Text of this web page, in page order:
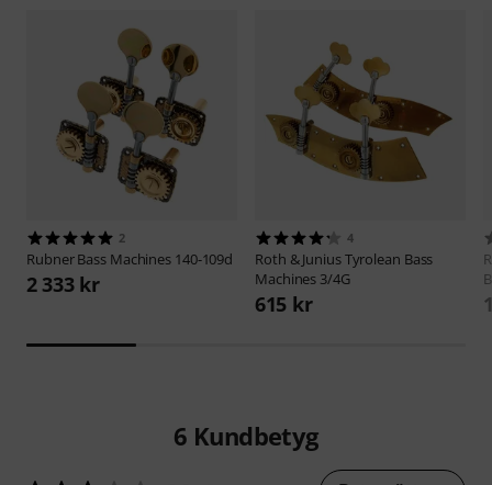
2
RubnerBass Machines 140-109d
2 333 kr
4
Roth & JuniusTyrolean Bass
Machines 3/4G
615 kr
6 Kundbetyg